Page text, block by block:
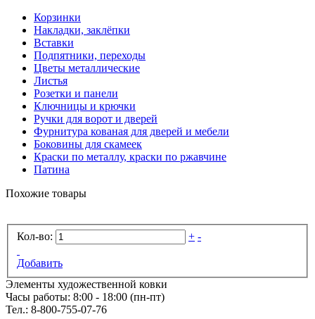
Корзинки
Накладки, заклёпки
Вставки
Подпятники, переходы
Цветы металлические
Листья
Розетки и панели
Ключницы и крючки
Ручки для ворот и дверей
Фурнитура кованая для дверей и мебели
Боковины для скамеек
Краски по металлу, краски по ржавчине
Патина
Похожие товары
Кол-во: + -
Добавить
Элементы художественной ковки
Часы работы: 8:00 - 18:00 (пн-пт)
Тел.: 8-800-755-07-76